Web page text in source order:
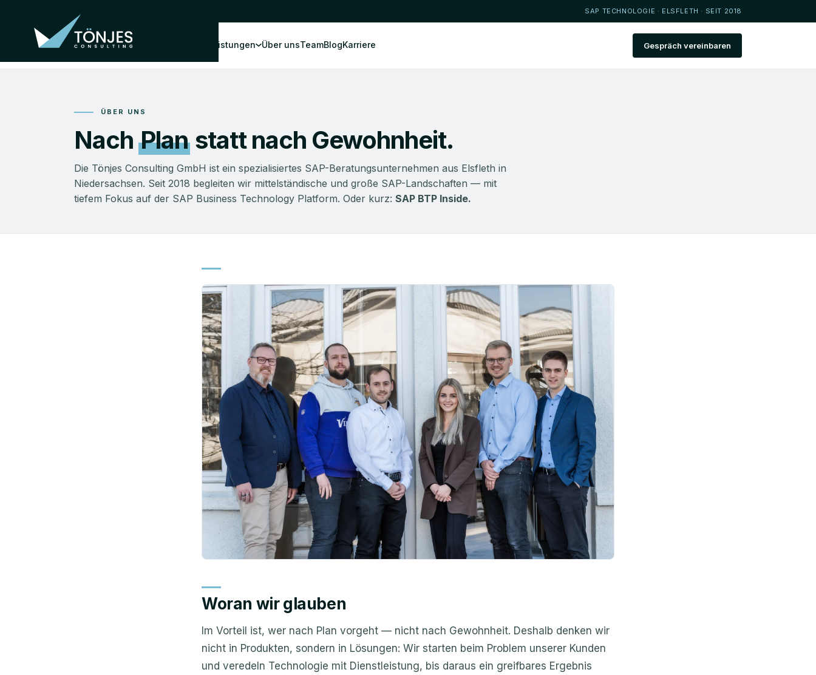
SAP TECHNOLOGIE · ELSFLETH · SEIT 2018
Leistungen Über unsTeamBlogKarriere Gespräch vereinbaren
ÜBER UNS
Nach Plan statt nach Gewohnheit.
Die Tönjes Consulting GmbH ist ein spezialisiertes SAP-Beratungsunternehmen aus Elsfleth in
Niedersachsen. Seit 2018 begleiten wir mittelständische und große SAP-Landschaften — mit
tiefem Fokus auf der SAP Business Technology Platform. Oder kurz: SAP BTP Inside.
Woran wir glauben
Im Vorteil ist, wer nach Plan vorgeht — nicht nach Gewohnheit. Deshalb denken wir
nicht in Produkten, sondern in Lösungen: Wir starten beim Problem unserer Kunden
und veredeln Technologie mit Dienstleistung, bis daraus ein greifbares Ergebnis